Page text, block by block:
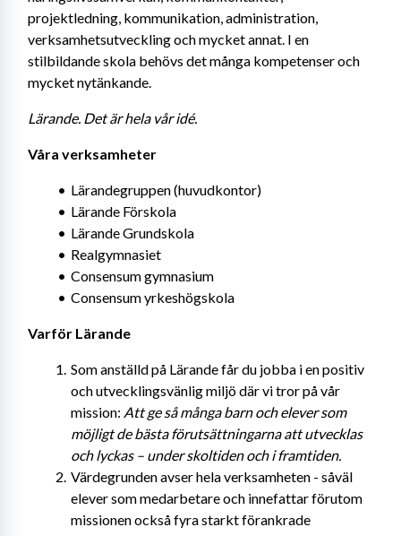
projektledning, kommunikation, administration,
verksamhetsutveckling och mycket annat. I en
stilbildande skola behövs det många kompetenser och
mycket nytänkande.
Lärande. Det är hela vår idé.
Våra verksamheter
Lärandegruppen (huvudkontor)
Lärande Förskola
Lärande Grundskola
Realgymnasiet
Consensum gymnasium
Consensum yrkeshögskola
Varför Lärande
Som anställd på Lärande får du jobba i en positiv
och utvecklingsvänlig miljö där vi tror på vår
mission: Att ge så många barn och elever som
möjligt de bästa förutsättningarna att utvecklas
och lyckas – under skoltiden och i framtiden.
Värdegrunden avser hela verksamheten - såväl
elever som medarbetare och innefattar förutom
missionen också fyra starkt förankrade